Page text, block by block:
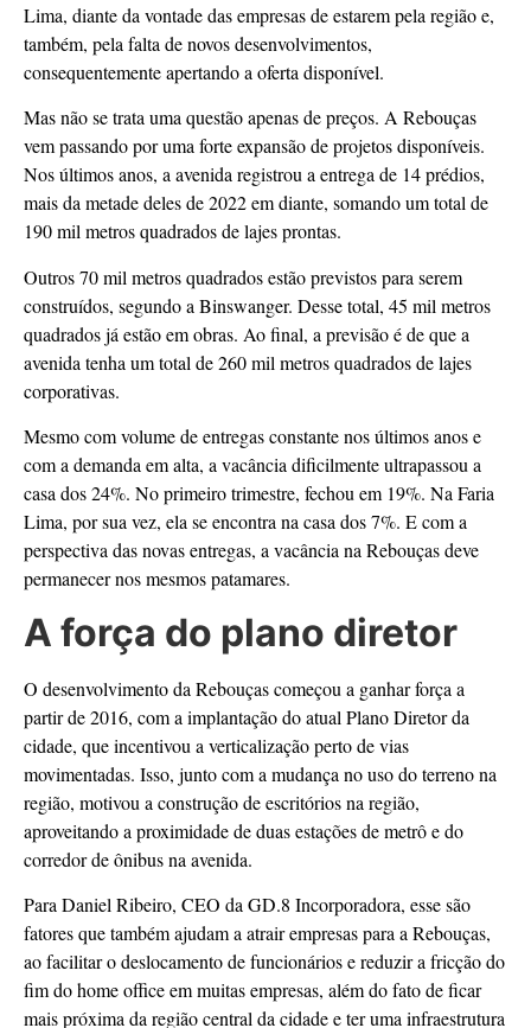
Lima, diante da vontade das empresas de estarem pela região e,
também, pela falta de novos desenvolvimentos,
consequentemente apertando a oferta disponível.
Mas não se trata uma questão apenas de preços. A Rebouças
vem passando por uma forte expansão de projetos disponíveis.
Nos últimos anos, a avenida registrou a entrega de 14 prédios,
mais da metade deles de 2022 em diante, somando um total de
190 mil metros quadrados de lajes prontas.
Outros 70 mil metros quadrados estão previstos para serem
construídos, segundo a Binswanger. Desse total, 45 mil metros
quadrados já estão em obras. Ao final, a previsão é de que a
avenida tenha um total de 260 mil metros quadrados de lajes
corporativas.
Mesmo com volume de entregas constante nos últimos anos e
com a demanda em alta, a vacância dificilmente ultrapassou a
casa dos 24%. No primeiro trimestre, fechou em 19%. Na Faria
Lima, por sua vez, ela se encontra na casa dos 7%. E com a
perspectiva das novas entregas, a vacância na Rebouças deve
permanecer nos mesmos patamares.
A força do plano diretor
O desenvolvimento da Rebouças começou a ganhar força a
partir de 2016, com a implantação do atual Plano Diretor da
cidade, que incentivou a verticalização perto de vias
movimentadas. Isso, junto com a mudança no uso do terreno na
região, motivou a construção de escritórios na região,
aproveitando a proximidade de duas estações de metrô e do
corredor de ônibus na avenida.
Para Daniel Ribeiro, CEO da GD.8 Incorporadora, esse são
fatores que também ajudam a atrair empresas para a Rebouças,
ao facilitar o deslocamento de funcionários e reduzir a fricção do
fim do home office em muitas empresas, além do fato de ficar
mais próxima da região central da cidade e ter uma infraestrutura